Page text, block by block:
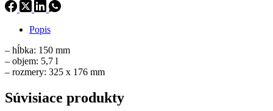
Popis
– hĺbka: 150 mm
– objem: 5,7 l
– rozmery: 325 x 176 mm
Súvisiace produkty